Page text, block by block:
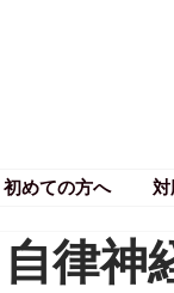
初めての方へ 対
自律神